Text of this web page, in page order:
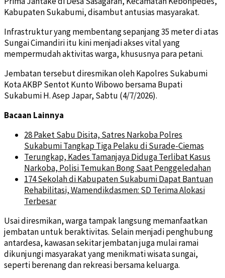
Kabupaten Sukabumi, disambut antusias masyarakat.
Infrastruktur yang membentang sepanjang 35 meter di atas
Sungai Cimandiri itu kini menjadi akses vital yang
mempermudah aktivitas warga, khususnya para petani.
Jembatan tersebut diresmikan oleh Kapolres Sukabumi
Kota AKBP Sentot Kunto Wibowo bersama Bupati
Sukabumi H. Asep Japar, Sabtu (4/7/2026).
Bacaan Lainnya
28 Paket Sabu Disita, Satres Narkoba Polres
Sukabumi Tangkap Tiga Pelaku di Surade-Ciemas
Terungkap, Kades Tamanjaya Diduga Terlibat Kasus
Narkoba, Polisi Temukan Bong Saat Penggeledahan
174 Sekolah di Kabupaten Sukabumi Dapat Bantuan
Rehabilitasi, Wamendikdasmen: SD Terima Alokasi
Terbesar
Usai diresmikan, warga tampak langsung memanfaatkan
jembatan untuk beraktivitas. Selain menjadi penghubung
antardesa, kawasan sekitar jembatan juga mulai ramai
dikunjungi masyarakat yang menikmati wisata sungai,
seperti berenang dan rekreasi bersama keluarga.